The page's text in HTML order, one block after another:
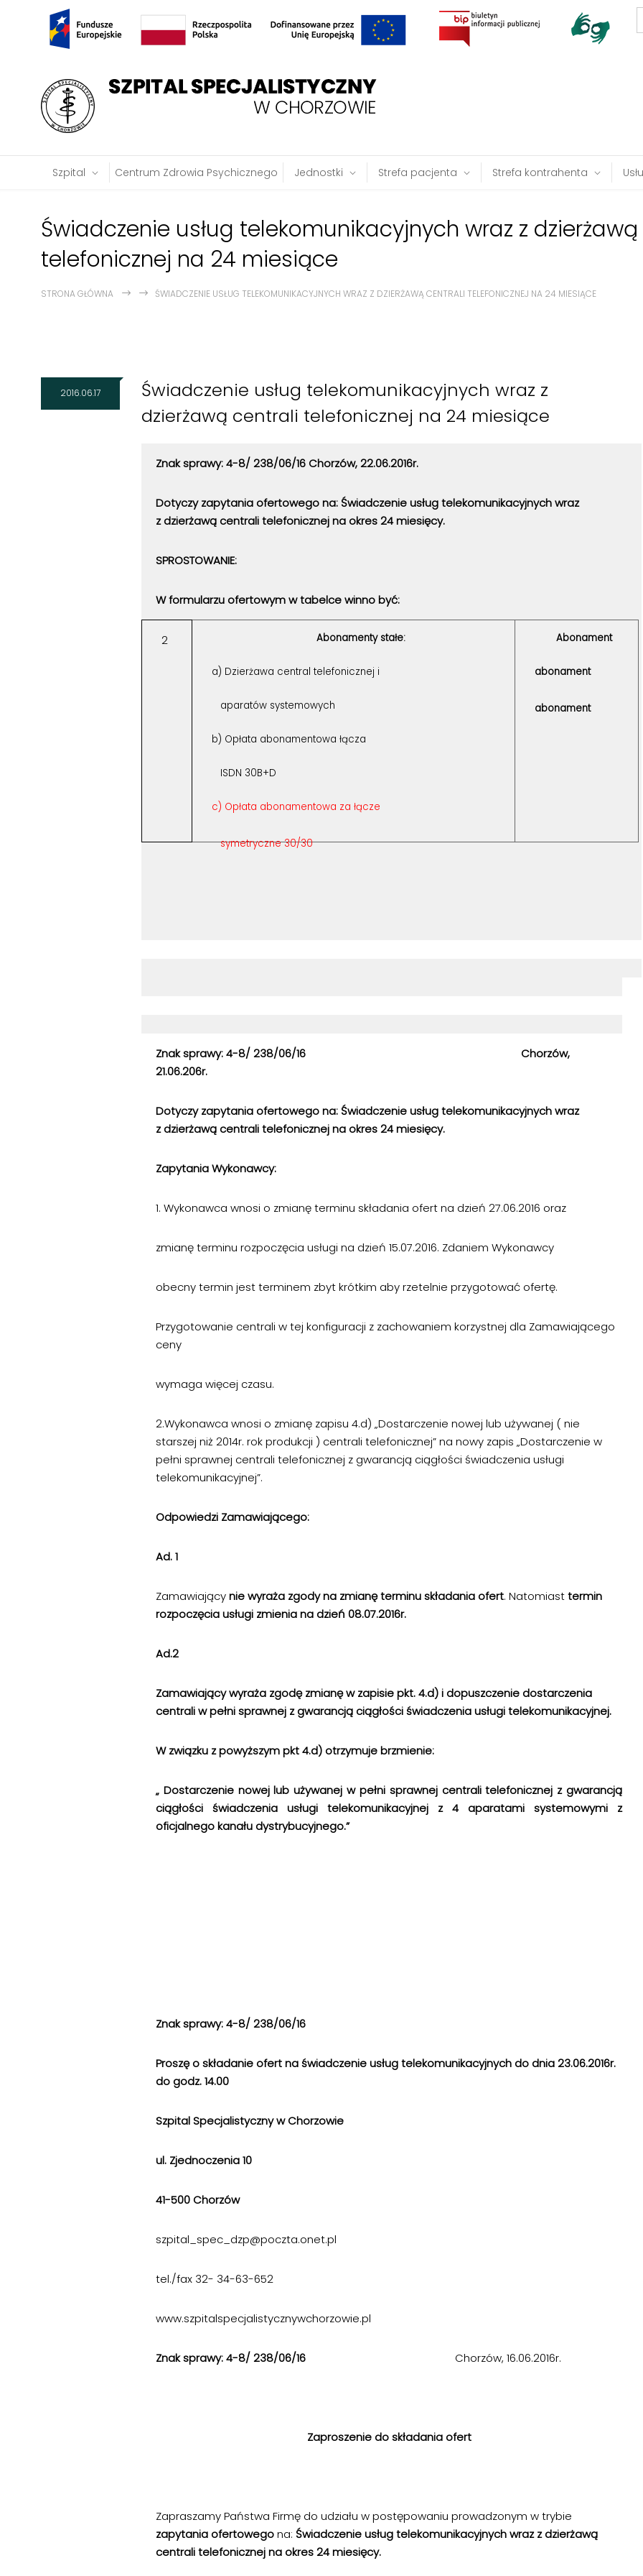
Szpital Centrum Zdrowia Psychicznego Jednostki Strefa pacjenta Strefa kontrahenta
Świadczenie usług telekomunikacyjnych wraz z
telefonicznej na 24 miesiące
STRONA GŁÓWNA ŚWIADCZENIE USŁUG TELEKOMUNIKACYJNYCH WRAZ Z DZIERŻAWĄ CENTRALI TELEFONICZNEJ NA 24 MIESIĄCE
2016.06.17
Świadczenie usług telekomunikacyjnych wraz z
dzierżawą centrali telefonicznej na 24 miesiące
Znak sprawy: 4-8/ 238/06/16 Chorzów, 22.06.2016r.
Dotyczy zapytania ofertowegona: Świadczenie usług telekomunikacyjnych wraz
z dzierżawą centrali telefonicznej na okres 24 miesięcy.
SPROSTOWANIE:
W formularzu ofertowym w tabelce winno być:
2 Abonamenty stałe:
a) Dzierżawa central telefonicznej i
aparatów systemowych
b) Opłata abonamentowa łącza
ISDN 30B+D
c) Opłata abonamentowa za łącze
symetryczne 30/30
Abonament
abonament
abonament
Znak sprawy: 4-8/ 238/06/16 Chorzów,
21.06.206r.
Dotyczy zapytania ofertowegona: Świadczenie usług telekomunikacyjnych wraz
z dzierżawą centrali telefonicznej na okres 24 miesięcy.
Zapytania Wykonawcy:
1. Wykonawca wnosi o zmianę terminu składania ofert na dzień 27.06.2016 oraz
zmianę terminu rozpoczęcia usługi na dzień 15.07.2016. Zdaniem Wykonawcy
obecny termin jest terminem zbyt krótkim aby rzetelnie przygotować ofertę.
Przygotowanie centrali w tej konfiguracji z zachowaniem korzystnej dla Zamawiającego
ceny
wymaga więcej czasu.
2.Wykonawca wnosi o zmianę zapisu 4.d) „Dostarczenie nowej lub używanej ( nie
starszej niż 2014r. rok produkcji ) centrali telefonicznej” na nowy zapis „Dostarczenie w
pełni sprawnej centrali telefonicznej z gwarancją ciągłości świadczenia usługi
telekomunikacyjnej”.
Odpowiedzi Zamawiającego:
Ad. 1
Zamawiającynie wyraża zgody na zmianę terminu składania ofert. Natomiasttermin
rozpoczęcia usługi zmienia na dzień 08.07.2016r.
Ad.2
Zamawiający wyraża zgodę zmianę w zapisie pkt. 4.d) i dopuszczenie dostarczenia
centrali w pełni sprawnej z gwarancją ciągłości świadczenia usługi telekomunikacyjnej.
W związku z powyższym pkt 4.d) otrzymuje brzmienie:
„ Dostarczenie nowej lub używanej w pełni sprawnej centrali telefonicznej z gwarancją
ciągłości świadczenia usługi telekomunikacyjnej z 4 aparatami systemowymi z
oficjalnego kanału dystrybucyjnego.”
Znak sprawy: 4-8/ 238/06/16
Proszę o składanie ofert na świadczenie usług telekomunikacyjnych do dnia 23.06.2016r.
do godz. 14.00
Szpital Specjalistyczny w Chorzowie
ul. Zjednoczenia 10
41-500 Chorzów
szpital_spec_dzp@poczta.onet.pl
tel./fax 32- 34-63-652
www.szpitalspecjalistycznywchorzowie.pl
Znak sprawy: 4-8/ 238/06/16 Chorzów, 16.06.2016r.
Zaproszenie do składania ofert
Zapraszamy Państwa Firmę do udziału w postępowaniu prowadzonym w trybie
zapytania ofertowegona: Świadczenie usług telekomunikacyjnych wraz z dzierżawą
centrali telefonicznej na okres 24 miesięcy.